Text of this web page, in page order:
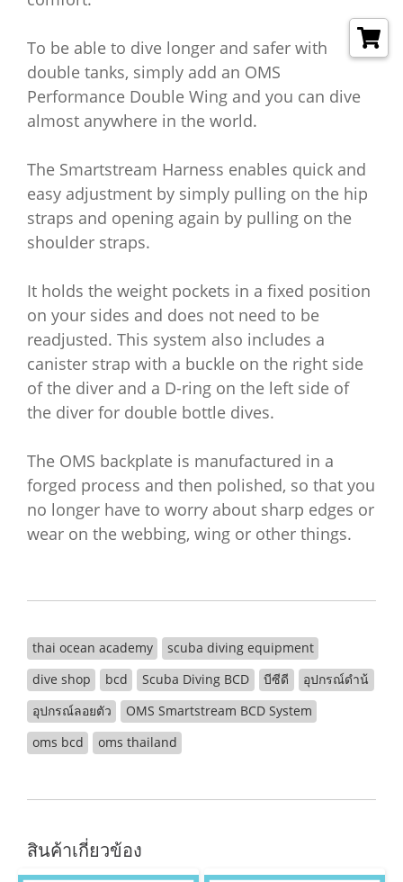
To be able to dive longer and safer with
double tanks, simply add an OMS
Performance Double Wing and you can dive
almost anywhere in the world.
The Smartstream Harness enables quick and
easy adjustment by simply pulling on the hip
straps and opening again by pulling on the
shoulder straps.
It holds the weight pockets in a fixed position
on your sides and does not need to be
readjusted. This system also includes a
canister strap with a buckle on the right side
of the diver and a D-ring on the left side of
the diver for double bottle dives.
The OMS backplate is manufactured in a
forged process and then polished, so that you
no longer have to worry about sharp edges or
wear on the webbing, wing or other things.
thai ocean academy
scuba diving equipment
dive shop
bcd Scuba Diving BCD บีซีดี
อุปกรณ์ดำน้
อุปกรณ์ลอยตัว
OMS Smartstream BCD System
oms bcd
oms thailand
สินค้าเกี่ยวข้อง